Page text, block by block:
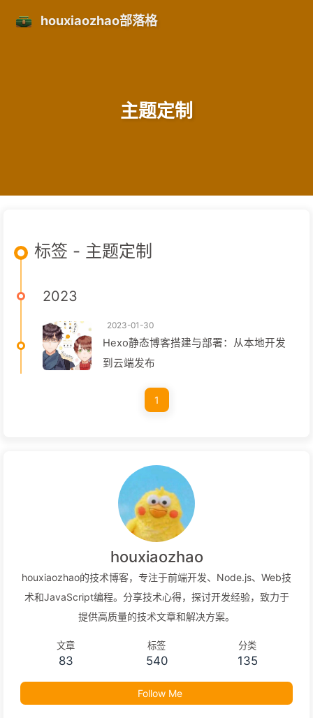
houxiaozhao部落格
主题定制
标签 - 主题定制
2023
2023-01-30
Hexo静态博客搭建与部署：从本地开发
到云端发布
1
houxiaozhao
houxiaozhao的技术博客，专注于前端开发、Node.js、Web技
术和JavaScript编程。分享技术心得，探讨开发经验，致力于
提供高质量的技术文章和解决方案。
文章
83
标签
540
分类
135
Follow Me